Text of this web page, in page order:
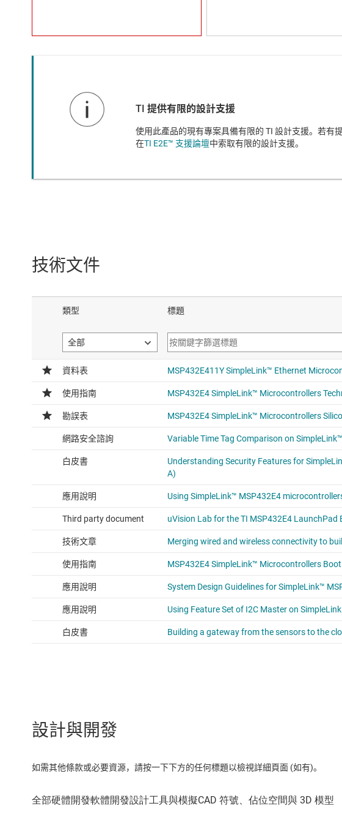
TI 提供有限的設計支援
使用此產品的現有專案具備有限的 TI 設計支援。若有
在TI E2E™ 支援論壇中索取有限的設計支援。
技術文件
設計與開發
如需其他條款或必要資源，請按一下下方的任何標題以檢視詳細頁面 (如有)。